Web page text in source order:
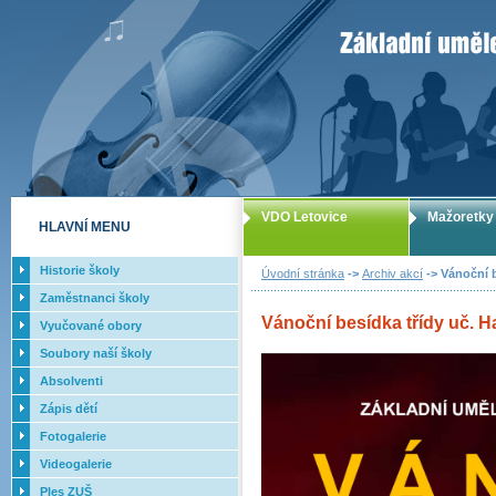
ZUŠ Letovice
Úvodní stránka -> Archiv akcí -> Vánoční
Vánoční besídka třídy uč.
VDO Letovice Mažoretky
HLAVNÍ MENU
Historie školy
Zaměstnanci školy
Vyučované obory
Soubory naší školy
Absolventi
Zápis dětí
Fotogalerie
Videogalerie
Ples ZUŠ